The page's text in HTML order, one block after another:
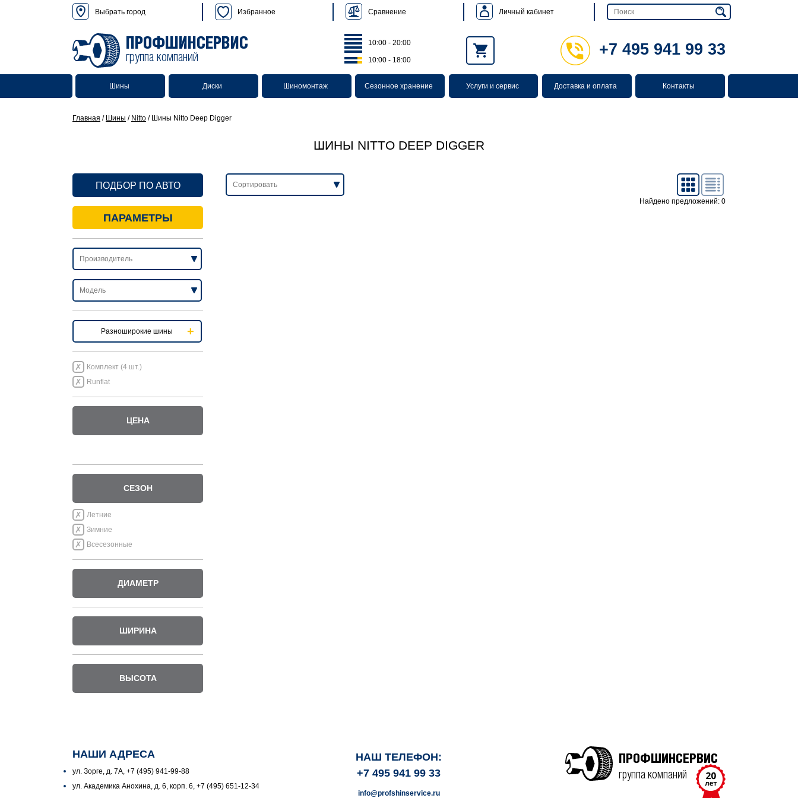
Выбрать город Избранное Сравнение Личный кабинет
ПРОФШИНСЕРВИС
группа компаний
10:00 - 20:00
10:00 - 18:00
+7 495 941 99 33
Шины Диски Шиномонтаж Сезонное хранение Услуги и сервис Доставка и оплата Контакты
Главная / Шины / Nitto / Шины Nitto Deep Digger
ШИНЫ NITTO DEEP DIGGER
ПОДБОР ПО АВТО
ПАРАМЕТРЫ
Разноширокие шины
Комплект (4 шт.)
Runflat
ЦЕНА
СЕЗОН
Летние
Зимние
Всесезонные
ДИАМЕТР
ШИРИНА
ВЫСОТА
Найдено предложений: 0
НАШИ АДРЕСА
ул. Зорге, д. 7А, +7 (495) 941-99-88
ул. Академика Анохина, д. 6, корп. 6, +7 (495) 651-12-34
НАШ ТЕЛЕФОН:
+7 495 941 99 33
info@profshinservice.ru
ПРОФШИНСЕРВИС
группа компаний